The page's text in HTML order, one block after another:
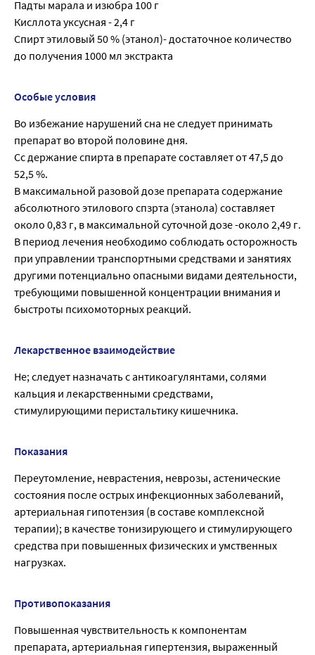
Падты марала и изюбра 100 г
Кисллота уксусная - 2,4 г
Спирт этиловый 50 % (этанол)- достаточное количество
до получения 1000 мл экстракта
Особые условия
Во избежание нарушений сна не следует принимать
препарат во второй половине дня.
Сс держание спирта в препарате составляет от 47,5 до
52,5 %.
В максимальной разовой дозе препарата содержание
абсолютного этилового спзрта (этанола) составляет
около 0,83 г, в максимальной суточной дозе -около 2,49 г.
В период лечения необходимо соблюдать осторожность
при управлении транспортными средствами и занятиях
другими потенциально опасными видами деятельности,
требующими повышенной концентрации внимания и
быстроты психомоторных реакций.
Лекарственное взаимодействие
Не; следует назначать с антикоагулянтами, солями
кальция и лекарственными средствами,
стимулирующими перистальтику кишечника.
Показания
Переутомление, неврастения, неврозы, астенические
состояния после острых инфекционных заболеваний,
артериальная гипотензия (в составе комплексной
терапии); в качестве тонизирующего и стимулирующего
средства при повышенных физических и умственных
нагрузках.
Противопоказания
Повышенная чувствительность к компонентам
препарата, артериальная гипертензия, выраженный